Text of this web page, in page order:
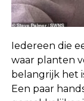
Iedereen die
waar planten
belangrijk het
Een paar